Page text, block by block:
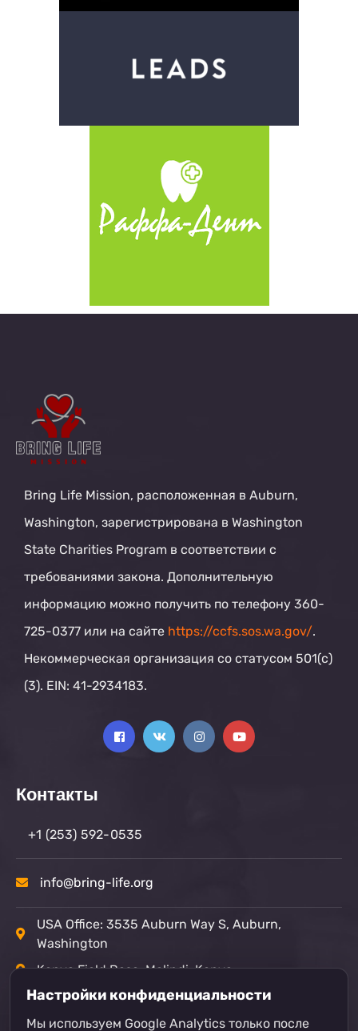
Bring Life Mission, расположенная в Auburn,
Washington, зарегистрирована в Washington
State Charities Program в соответствии с
требованиями закона. Дополнительную
информацию можно получить по телефону 360-
725-0377 или на сайте https://ccfs.sos.wa.gov/.
Некоммерческая организация со статусом 501(c)
(3). EIN: 41-2934183.
Контакты
+1 (253) 592-0535
info@bring-life.org
USA Office: 3535 Auburn Way S, Auburn,
Washington
Kenya Field Base: Malindi, Kenya
Пожертвовать
Настройки конфиденциальности
Мы используем Google Analytics только после